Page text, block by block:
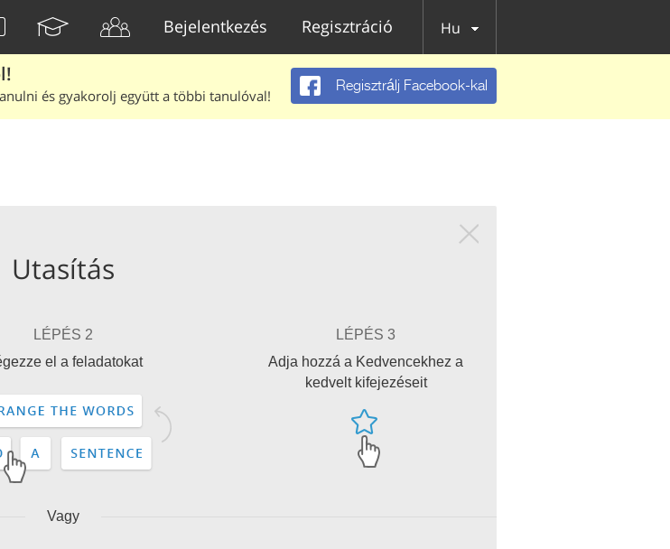
Bejelentkezés Regisztráció Hu
és gyakorolj együtt a többi tanulóval!
Regisztrálj Facebook-kal
Utasítás
LÉPÉS 2
el a feladatokat
LÉPÉS 3
Adja hozzá a Kedvencekhez a
kedvelt kifejezéseit
Vagy